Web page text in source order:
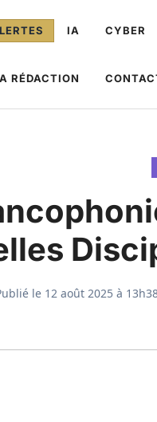
IA CYBER
RÉDACTION
le 12 août 2025 à